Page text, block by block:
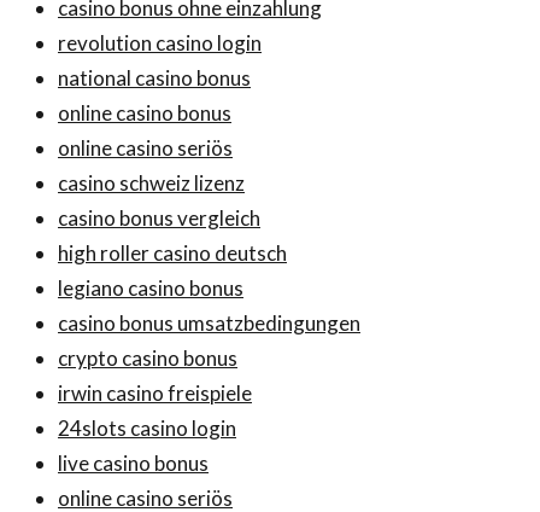
casino bonus ohne einzahlung
revolution casino login
national casino bonus
online casino bonus
online casino seriös
casino schweiz lizenz
casino bonus vergleich
high roller casino deutsch
legiano casino bonus
casino bonus umsatzbedingungen
crypto casino bonus
irwin casino freispiele
24slots casino login
live casino bonus
online casino seriös